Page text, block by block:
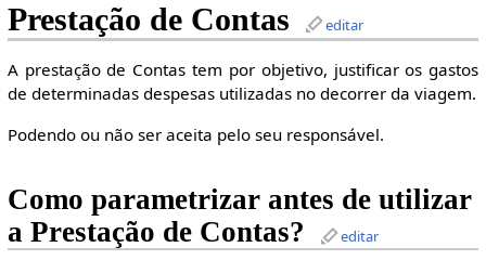
Prestação de Contas editar
A prestação de Contas tem por objetivo, justificar os gastos
de determinadas despesas utilizadas no decorrer da viagem.
Podendo ou não ser aceita pelo seu responsável.
Como parametrizar antes de utilizar
a Prestação de Contas?
editar